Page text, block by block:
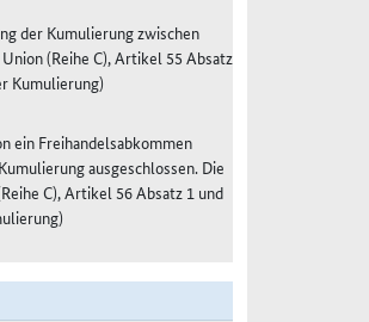
der Kumulierung zwischen
(Reihe C), Artikel 55 Absatz
Kumulierung)
ein Freihandelsabkommen
ausgeschlossen. Die
C), Artikel 56 Absatz 1 und